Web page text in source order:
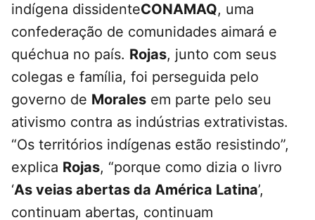
indígena dissidenteCONAMAQ, uma
confederação de comunidades aimará e
quéchua no país. Rojas, junto com seus
colegas e família, foi perseguida pelo
governo de Morales em parte pelo seu
ativismo contra as indústrias extrativistas.
“Os territórios indígenas estão resistindo”,
explica Rojas, “porque como dizia o livro
‘As veias abertas da América Latina’,
continuam abertas, continuam